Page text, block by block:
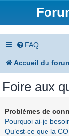
FAQ
Accueil du
Foire aux
Problèmes de
Pourquoi ai-je
Qu’est-ce que la